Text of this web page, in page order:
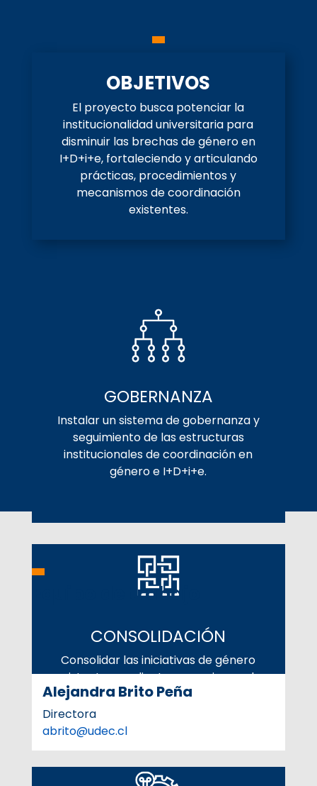
OBJETIVOS
El proyecto busca potenciar la
institucionalidad universitaria para
disminuir las brechas de género en
I+D+i+e, fortaleciendo y articulando
prácticas, procedimientos y
mecanismos de coordinación
existentes.
GOBERNANZA
Instalar un sistema de gobernanza y
seguimiento de las estructuras
institucionales de coordinación en
género e I+D+i+e.
CONSOLIDACIÓN
Consolidar las iniciativas de género
existentes mediante mecanismos de
desarrollo sostenibles.
Equipo de trabajo
Alejandra Brito Peña
Directora
abrito@udec.cl